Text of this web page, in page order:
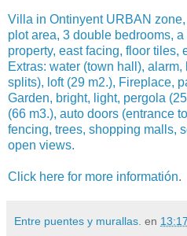
Villa in Ontinyent URBAN
plot area, 3 double bedrooms,
property, east facing, floor tiles,
Extras: water (town hall),
splits), loft (29 m2.), Fireplace,
Garden, bright, light, pergola
(66 m3.), auto doors (entrance
fencing, trees, shopping malls,
open views.
Click here for more informatión.
Entre puentes y murallas. en 13:17